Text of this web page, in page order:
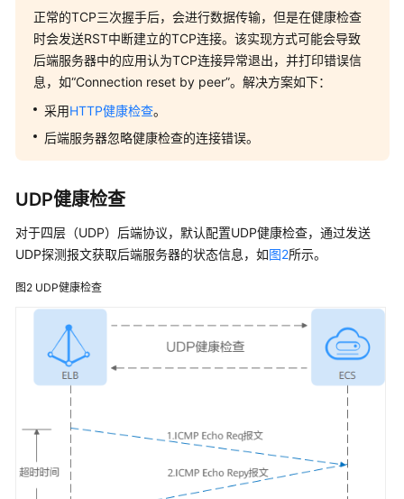
配
健
康
检
查
管
理
访
日
志
源
和
标
签
使
用
正常的TCP三次握手后，会进行数据传输，但是在健康检查
时会发送RST中断建立的TCP连接。该实现方式可能会导致
后端服务器中的应用认为TCP连接异常退出，并打印错误信
息，如“Connection reset by peer”。解决方案如下：
采用HTTP健康检查。
后端服务器忽略健康检查的连接错误。
UDP健康检查
对于四层（UDP）后端协议，默认配置UDP健康检查，通过发送
UDP探测报文获取后端服务器的状态信息，如图2所示。
图2 UDP健康检查